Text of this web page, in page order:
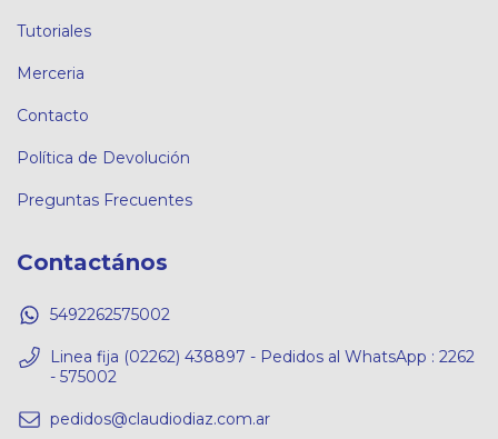
Tutoriales
Merceria
Contacto
Política de Devolución
Preguntas Frecuentes
Contactános
5492262575002
Linea fija (02262) 438897 - Pedidos al WhatsApp : 2262
- 575002
pedidos@claudiodiaz.com.ar